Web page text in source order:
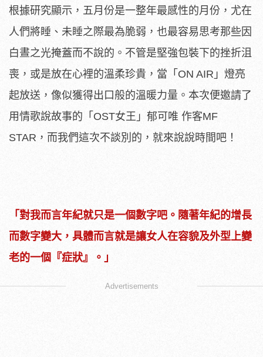
根據研究顯示，五月份是一整年最感性的月份，尤在
人們將睡、未睡之際最為脆弱，也最容易思考那些因
白晝之光掩蓋而不說的。不管是堅強包裝下的挫折沮
喪，或是放在心裡的溫柔珍貴，當「ON AIR」燈亮
起放送，像似獲得出口般的溫暖力量。本次便邀請了
用情歌說故事的「OST女王」郁可唯 作客MF
STAR，而我們這次不談別的，就來說說時間吧！
「對我而言年紀就只是一個數字吧。隨著年紀的增長
而數字變大，具體而言就是讓女人在容貌及外型上變
老的一個『症狀』。」
Advertisements